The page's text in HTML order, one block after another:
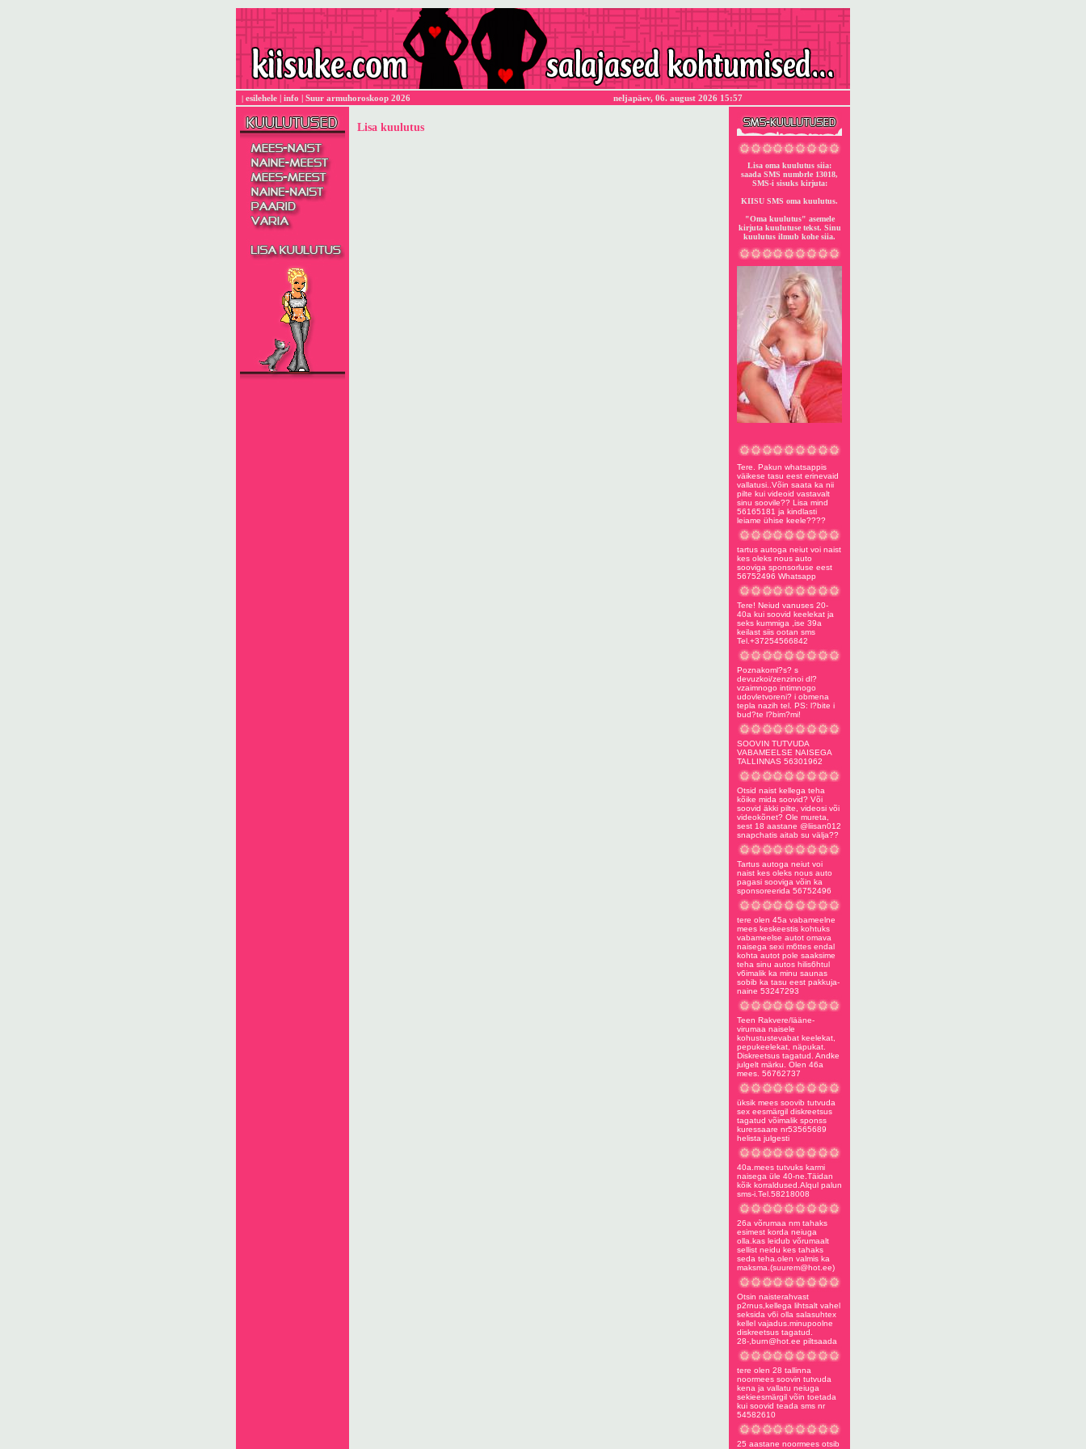
| esilehele | info | Suur armuhoroskoop 2026 neljapäev, 06. august 2026 15:57
Lisa kuulutus
Lisa oma kuulutus siia:
saada SMS numbrle 13018,
SMS-i sisuks kirjuta:
KIISU SMS oma kuulutus.
"Oma kuulutus" asemele
kirjuta kuulutuse tekst. Sinu
kuulutus ilmub kohe siia.
Tere. Pakun whatsappis
väikese tasu eest erinevaid
vallatusi..Võin saata ka nii
pilte kui videoid vastavalt
sinu soovile?? Lisa mind
56165181 ja kindlasti
leiame ühise keele????
tartus autoga neiut voi naist
kes oleks nous auto
sooviga sponsorluse eest
56752496 Whatsapp
Tere! Neiud vanuses 20-
40a kui soovid keelekat ja
seks kummiga ,ise 39a
keilast siis ootan sms
Tel.+37254566842
Poznakoml?s? s
devuzkoi/zenzinoi dl?
vzaimnogo intimnogo
udovletvoreni? i obmena
tepla nazih tel. PS: l?bite i
bud?te l?bim?mi!
SOOVIN TUTVUDA
VABAMEELSE NAISEGA
TALLINNAS 56301962
Otsid naist kellega teha
kõike mida soovid? Või
soovid äkki pilte, videosi või
videokõnet? Ole mureta,
sest 18 aastane @liisan012
snapchatis aitab su välja??
Tartus autoga neiut voi
naist kes oleks nous auto
pagasi sooviga võin ka
sponsoreerida 56752496
tere olen 45a vabameelne
mees keskeestis kohtuks
vabameelse autot omava
naisega sexi m6ttes endal
kohta autot pole saaksime
teha sinu autos hilis6htul
v6imalik ka minu saunas
sobib ka tasu eest pakkuja-
naine 53247293
Teen Rakvere/lääne-
virumaa naisele
kohustustevabat keelekat,
pepukeelekat, näpukat.
Diskreetsus tagatud. Andke
julgelt märku. Olen 46a
mees. 56762737
üksik mees soovib tutvuda
sex eesmärgil diskreetsus
tagatud võimalik sponss
kuressaare nr53565689
helista julgesti
40a.mees tutvuks karmi
naisega üle 40-ne.Täidan
kõik korraldused.Alqul palun
sms-i.Tel.58218008
26a võrumaa nm tahaks
esimest korda neiuga
olla.kas leidub võrumaalt
sellist neidu kes tahaks
seda teha.olen valmis ka
maksma.(suurem@hot.ee)
Otsin naisterahvast
p2rnus,kellega lihtsalt vahel
seksida v6i olla salasuhtex
kellel vajadus.minupoolne
diskreetsus tagatud.
28-, burn@hot.ee piltsaada
tere olen 28 tallinna
noormees soovin tutvuda
kena ja vallatu neiuga
sekieesmärgil võin toetada
kui soovid teada sms nr
54582610
25 aastane noormees otsib